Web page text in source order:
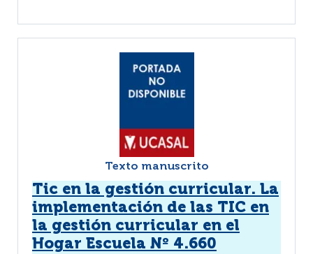
Texto manuscrito
Tic en la gestión curricular. La
implementación de las TIC en
la gestión curricular en el
Hogar Escuela Nº 4.660